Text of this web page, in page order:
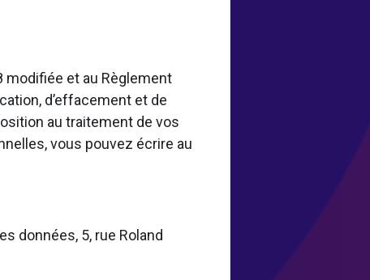
modifiée et au Règlement
d’effacement et de
au traitement de vos
vous pouvez écrire au
données, 5, rue Roland